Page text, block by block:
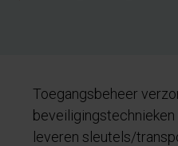
Toegangsbeheer
beveiligingstechnieken
leveren sleutels/